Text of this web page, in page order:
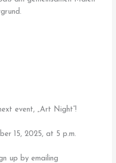
event, „Art Night“!
15, 2025, at 5 p.m.
up by emailing